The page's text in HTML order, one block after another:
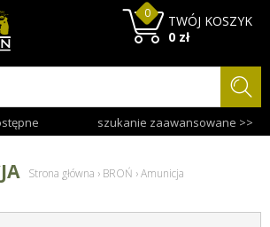
szukanie zaawansowane >>
TWÓJ KOSZYK
0
0 zł
Strona główna › BROŃ ›Amunicja